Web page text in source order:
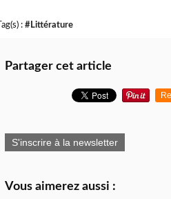
Tag(s) : #Littérature
Partager cet article
S'inscrire à la newsletter
Vous aimerez aussi :